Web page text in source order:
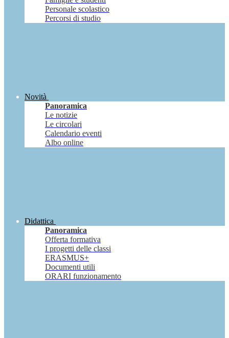
Personale scolastico
Percorsi di studio
Novità
Panoramica
Le notizie
Le circolari
Calendario eventi
Albo online
Didattica
Panoramica
Offerta formativa
I progetti delle classi
ERASMUS+
Documenti utili
ORARI funzionamento